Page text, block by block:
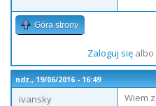
Góra strony
Zaloguj sięalbo
ndz., 19/06/2016 - 16:49
ivansky
Wiem